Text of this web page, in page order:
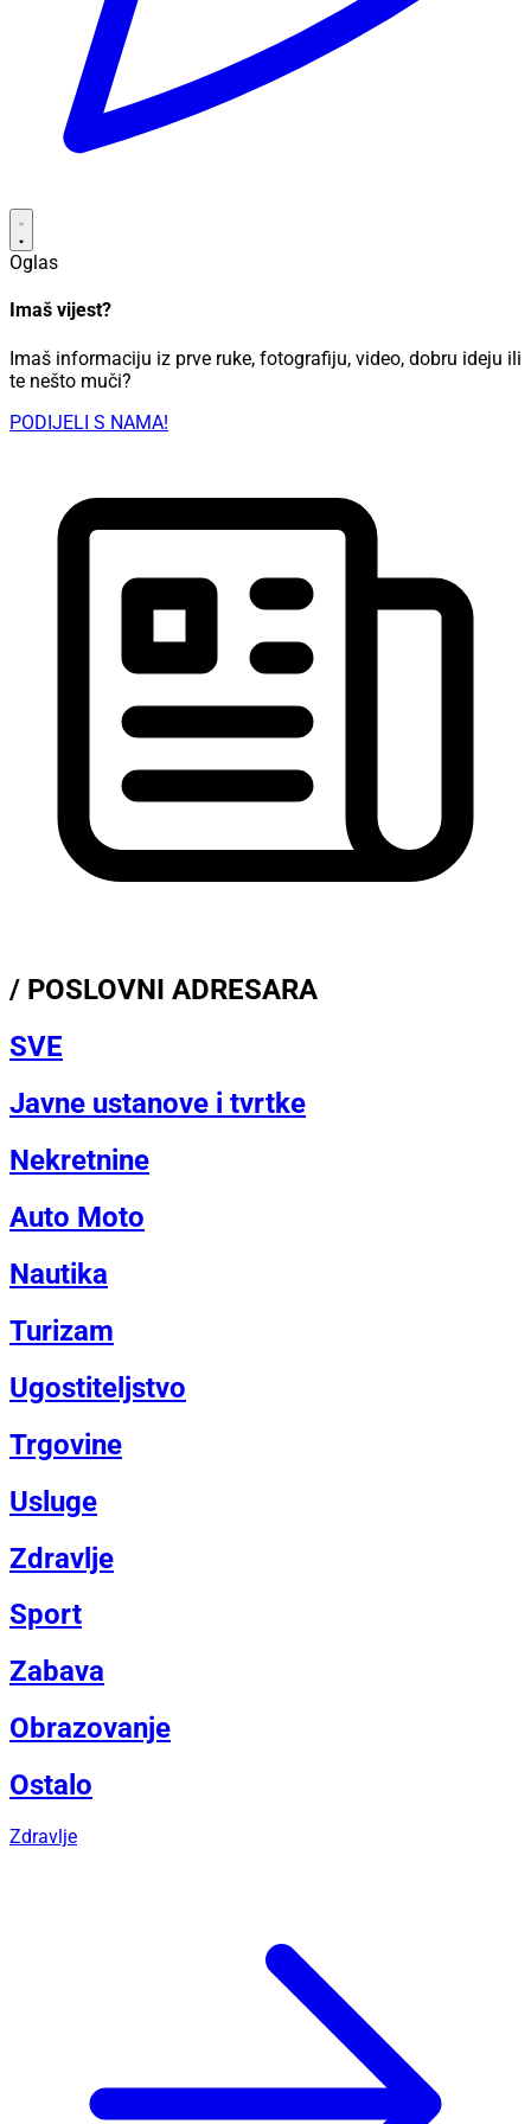
Oglas
Imaš vijest?
Imaš informaciju iz prve ruke, fotografiju, video, dobru ideju ili
te nešto muči?
PODIJELI S NAMA!
/ POSLOVNI ADRESARA
SVE
Javne ustanove i tvrtke
Nekretnine
Auto Moto
Nautika
Turizam
Ugostiteljstvo
Trgovine
Usluge
Zdravlje
Sport
Zabava
Obrazovanje
Ostalo
Zdravlje